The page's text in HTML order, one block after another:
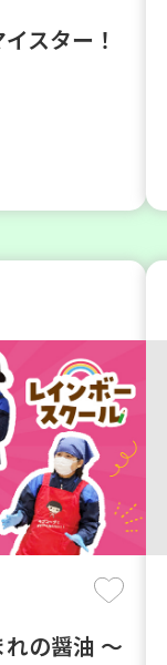
スター！
の醤油 ～